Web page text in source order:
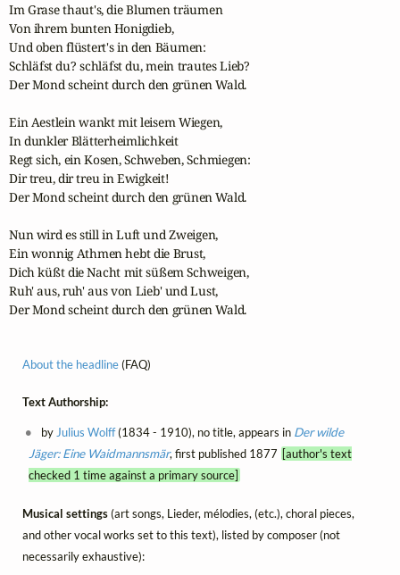
Im Grase thaut's, die Blumen träumen
Von ihrem bunten Honigdieb,
Und oben flüstert's in den Bäumen:
Schläfst du? schläfst du, mein trautes Lieb?
Der Mond scheint durch den grünen Wald.
Ein Aestlein wankt mit leisem Wiegen,
In dunkler Blätterheimlichkeit
Regt sich, ein Kosen, Schweben, Schmiegen:
Dir treu, dir treu in Ewigkeit!
Der Mond scheint durch den grünen Wald.
Nun wird es still in Luft und Zweigen,
Ein wonnig Athmen hebt die Brust,
Dich küßt die Nacht mit süßem Schweigen,
Ruh' aus, ruh' aus von Lieb' und Lust,
Der Mond scheint durch den grünen Wald.
About the headline(FAQ)
Text Authorship:
byJulius Wolff(1834 - 1910), no title, appears in Der wilde
Jäger: Eine Waidmannsmär, first published 1877 [author's text
checked 1 time against a primary source]
Musical settings(art songs, Lieder, mélodies, (etc.), choral pieces,
and other vocal works set to this text), listed by composer (not
necessarily exhaustive):